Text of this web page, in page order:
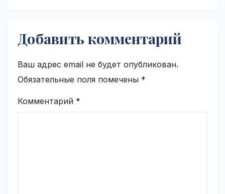
Добавить комментарий
Ваш адрес email не будет опубликован.
Обязательные поля помечены *
Комментарий *